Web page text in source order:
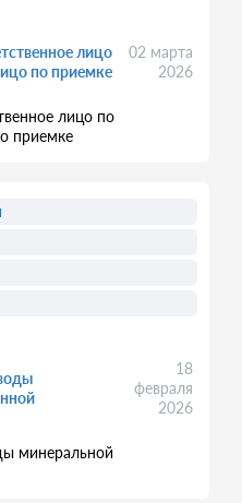
лицо
по приемке
02 марта
2026
лицо по
приемке
18
февраля
2026
минеральной